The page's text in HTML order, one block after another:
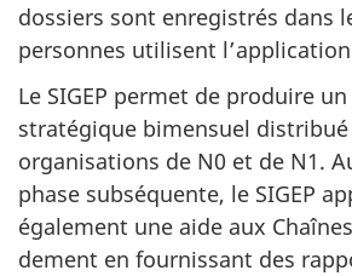
dossiers sont enregistrés dans
personnes utilisent
Le SIGEP permet de produire
stratégique bimensuel distribué
organisations de N0 et de N1.
phase subséquente, le SIGEP
également une aide aux
dement en fournissant des